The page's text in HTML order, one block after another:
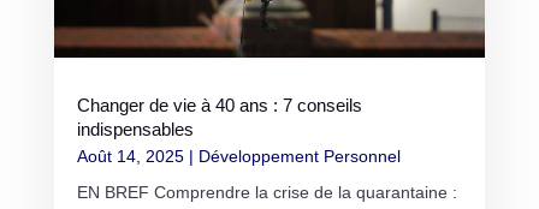
Changer de vie à 40 ans : 7 conseils
indispensables
Août 14, 2025| Développement Personnel
EN BREF Comprendre la crise de la quarantaine :